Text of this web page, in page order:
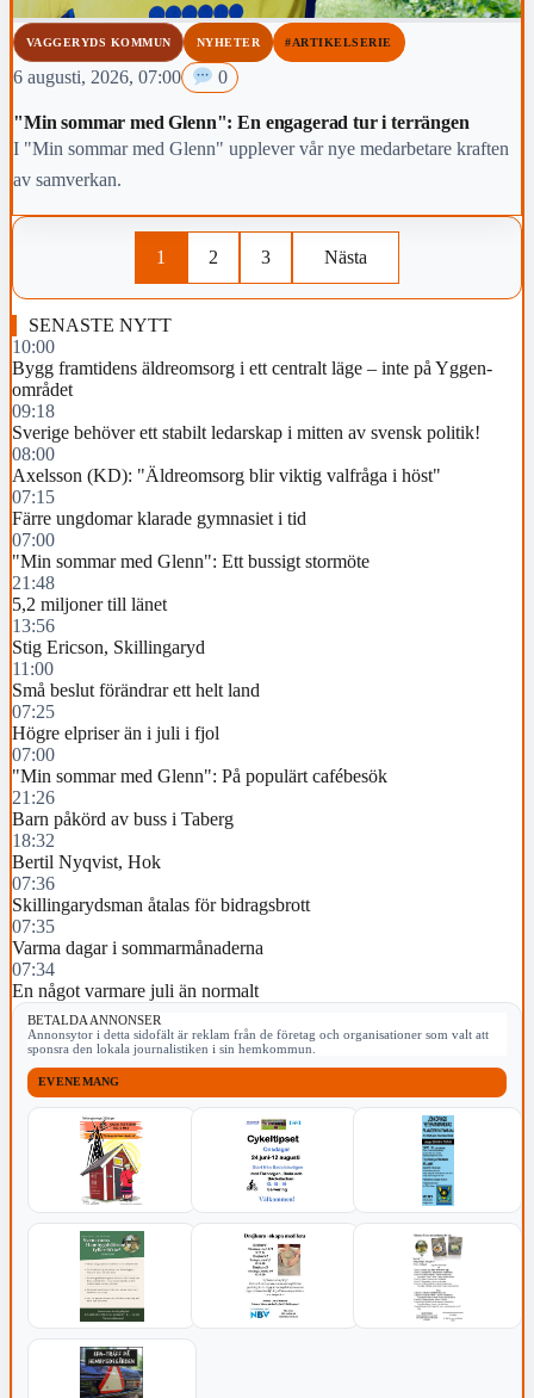
VAGGERYDS KOMMUN NYHETER #ARTIKELSERIE
6 augusti, 2026, 07:00 0
"Min sommar med Glenn": En engagerad tur i terrängen
I "Min sommar med Glenn" upplever vår nye medarbetare kraften
av samverkan.
1 2 3 Nästa
SENASTE NYTT
10:00
Bygg framtidens äldreomsorg i ett centralt läge – inte på Yggen-
området
09:18
Sverige behöver ett stabilt ledarskap i mitten av svensk politik!
08:00
Axelsson (KD): "Äldreomsorg blir viktig valfråga i höst"
07:15
Färre ungdomar klarade gymnasiet i tid
07:00
"Min sommar med Glenn": Ett bussigt stormöte
21:48
5,2 miljoner till länet
13:56
Stig Ericson, Skillingaryd
11:00
Små beslut förändrar ett helt land
07:25
Högre elpriser än i juli i fjol
07:00
"Min sommar med Glenn": På populärt cafébesök
21:26
Barn påkörd av buss i Taberg
18:32
Bertil Nyqvist, Hok
07:36
Skillingarydsman åtalas för bidragsbrott
07:35
Varma dagar i sommarmånaderna
07:34
En något varmare juli än normalt
BETALDA ANNONSER
Annonsytor i detta sidofält är reklam från de företag och organisationer som valt att
sponsra den lokala journalistiken i sin hemkommun.
EVENEMANG